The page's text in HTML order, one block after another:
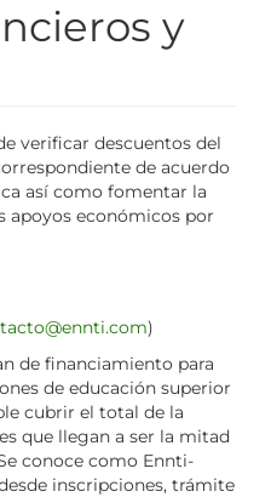
y
verificar descuentos del
de acuerdo
así como fomentar la
apoyos económicos por
)
de financiamiento para
de educación superior
cubrir el total de la
que llegan a ser la mitad
conoce como Ennti-
inscripciones, trámite